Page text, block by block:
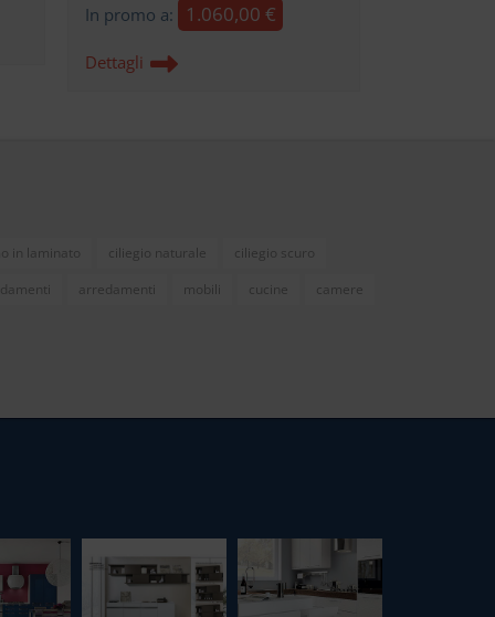
In promo a:
1.060,00 €
Dettagli
in laminato ciliegio naturale
ciliegio scuro
arredamenti mobili cucine camere